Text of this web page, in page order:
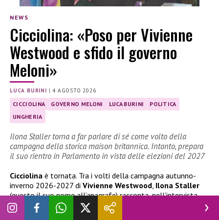
NEWS
Cicciolina: «Poso per Vivienne
Westwood e sfido il governo
Meloni»
LUCA BURINI |4 AGOSTO 2026
CICCIOLINA GOVERNO MELONI LUCA BURINI
POLITICA
UNGHERIA
Ilona Staller torna a far parlare di sé come volto della
campagna della storica maison britannica. Intanto, prepara
il suo rientro in Parlamento in vista delle elezioni del 2027
Cicciolina è tornata. Tra i volti della campagna autunno-
inverno 2026-2027 di Vivienne Westwood Ilona Staller
(questo il suo nome all’anagrafe) racconta, nell’intervista
rilasciata a
Novella 2000 , il suo nuovo obiettivo: la volontà
di ricandidarsi alle prossime elezioni politiche per fare ritorno